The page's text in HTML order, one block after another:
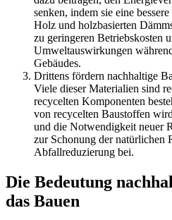
senken, indem sie eine
Holz und holzbasierten
zu geringeren Betriebskosten
Umweltauswirkungen
Gebäudes.
Drittens fördern nachhaltige
Viele dieser Materialien sind
recycelten Komponenten
von recycelten Baustoffen
und die Notwendigkeit neuer
zur Schonung der natürlichen
Abfallreduzierung bei.
Die Bedeutung
das Bauen